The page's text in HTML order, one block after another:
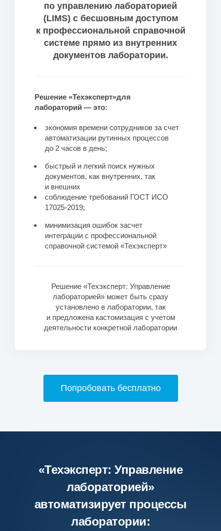
по управлению лабораторией
(LIMS) с бесшовным доступом
к профессиональной справочной
системе прямо из внутренних
документов лаборатории.
Решение «Техэксперт»для
лабораторий — это:
экономия времени сотрудников за счет
автоматизации рутинных процессов
до 2 часов в день;
быстрый и легкий поиск нужных
документов, как внутренних, так
и внешних
соблюдение требований ГОСТ ИСО
17025-2019;
минимизация ошибок засчет
интеграции с профессиональной
справочной системой «Техэксперт»
Решение «Техэксперт: Управление
лабораторией» может быть сразу
установлено в лаборатории, так
и предложена кастомизация с учетом
деятельности конкретной лаборатории
Попробовать бесплатно
«Техэксперт: Управление
лабораторией»
автоматизирует процессы
лаборатории: